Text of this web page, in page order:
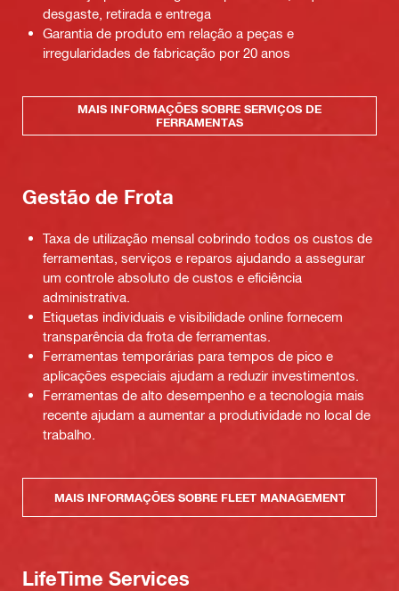
desgaste, retirada e entrega
Garantia de produto em relação a peças e
irregularidades de fabricação por 20 anos
MAIS INFORMAÇÕES SOBRE SERVIÇOS DE
FERRAMENTAS
Gestão de Frota
Taxa de utilização mensal cobrindo todos os custos de
ferramentas, serviços e reparos ajudando a assegurar
um controle absoluto de custos e eficiência
administrativa.
Etiquetas individuais e visibilidade online fornecem
transparência da frota de ferramentas.
Ferramentas temporárias para tempos de pico e
aplicações especiais ajudam a reduzir investimentos.
Ferramentas de alto desempenho e a tecnologia mais
recente ajudam a aumentar a produtividade no local de
trabalho.
MAIS INFORMAÇÕES SOBRE FLEET MANAGEMENT
LifeTime Services